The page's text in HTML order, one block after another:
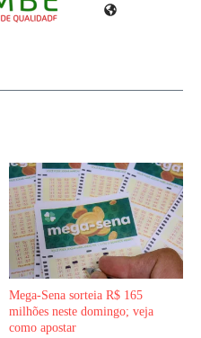
Mega-Sena sorteia R$ 165
milhões neste domingo; veja
como apostar